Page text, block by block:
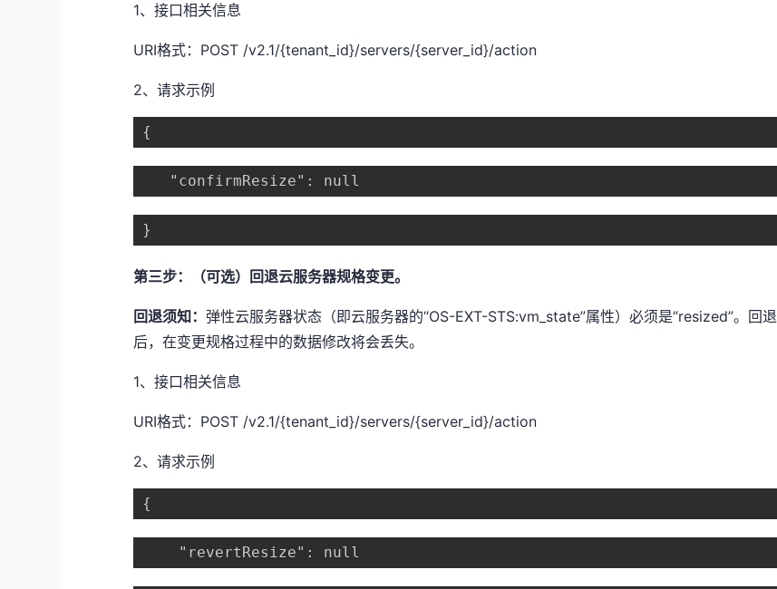
1、接口相关信息
URI格式：POST /v2.1/{tenant_id}/servers/{server_id}/action
2、请求示例
{
"confirmResize": null
}
第三步：（可选）回退云服务器规格变更。
回退须知： 弹性云服务器状态（即云服务器的“OS-EXT-STS:vm_state”属性）必须是“resized”。回退
后，在变更规格过程中的数据修改将会丢失。
1、接口相关信息
URI格式：POST /v2.1/{tenant_id}/servers/{server_id}/action
2、请求示例
{
"revertResize": null